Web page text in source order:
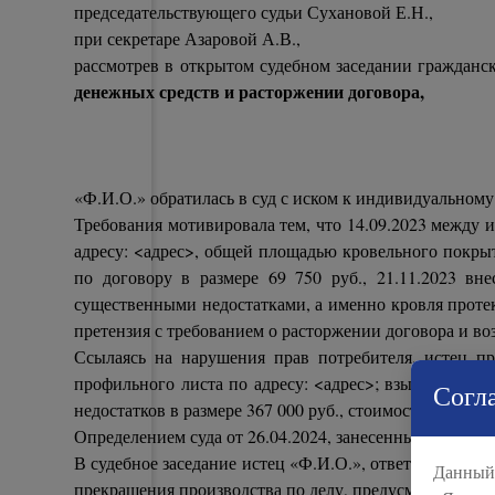
Данный
председательствующего судьи Сухановой Е.Н.,
при секретаре Азаровой А.В.,
рассмотрев в открытом судебном заседании
денежных средств и расторжении договора,
«Ф.И.О.» обратилась в суд с иском к
Требования мотивировала тем, что 14.09.2023
адресу: <адрес>, общей площадью кровельного
по договору в размере 69 750 руб., 21.11.2023
существенными недостатками, а именно кровля
претензия с требованием о расторжении договора и
Ссылаясь на нарушения прав потребителя,
профильного листа по адресу: <адрес>; взыскать с
недостатков в размере 367 000 руб., стоимость
Определением суда от 26.04.2024, занесенным в
В судебное заседание истец «Ф.И.О.», ответчик ИП
прекращения производства по делу,